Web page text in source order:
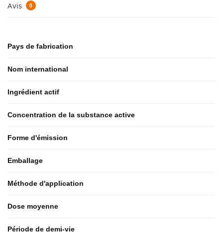
Avis 0
Pays de fabrication
Nom international
Ingrédient actif
Concentration de la substance active
Forme d'émission
Emballage
Méthode d'application
Dose moyenne
Période de demi-vie